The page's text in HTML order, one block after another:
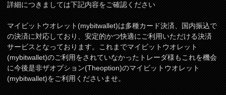
詳細につきましては下記内容をご確認ください
マイビットウオレット(mybitwallet)は多種カード決済、国内振込で
の決済に対応しており、安定的かつ快適にご利用いただける決済
サービスとなっております。これまでマイビットウオレット
(mybitwallet)のご利用をされていなかったトレーダ様もこれを機会
に今後是非ザオプション(Theoption)のマイビットウオレット
(mybitwallet)をご利用くださいませ。